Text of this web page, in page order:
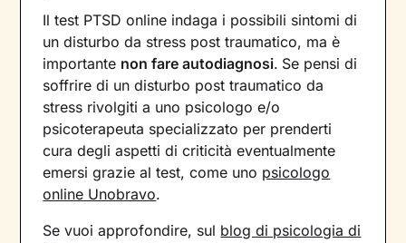
Il test PTSD online indaga i possibili sintomi di
un disturbo da stress post traumatico, ma è
importante non fare autodiagnosi. Se pensi di
soffrire di un disturbo post traumatico da
stress rivolgiti a uno psicologo e/o
psicoterapeuta specializzato per prenderti
cura degli aspetti di criticità eventualmente
emersi grazie al test, come uno psicologo
online Unobravo.
Se vuoi approfondire, sul blog di psicologia di